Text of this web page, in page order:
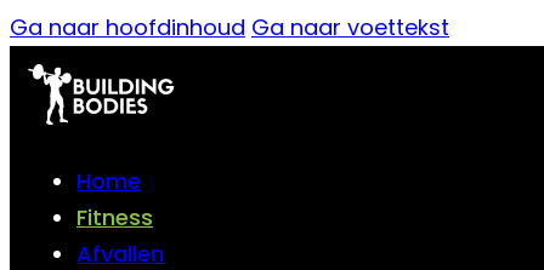
Ga naar hoofdinhoud Ga naar voettekst
Home
Fitness
Afvallen